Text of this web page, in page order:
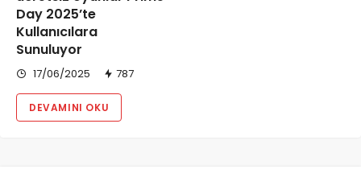
Day 2025’te
Kullanıcılara
Sunuluyor
17/06/2025 787
DEVAMINI OKU